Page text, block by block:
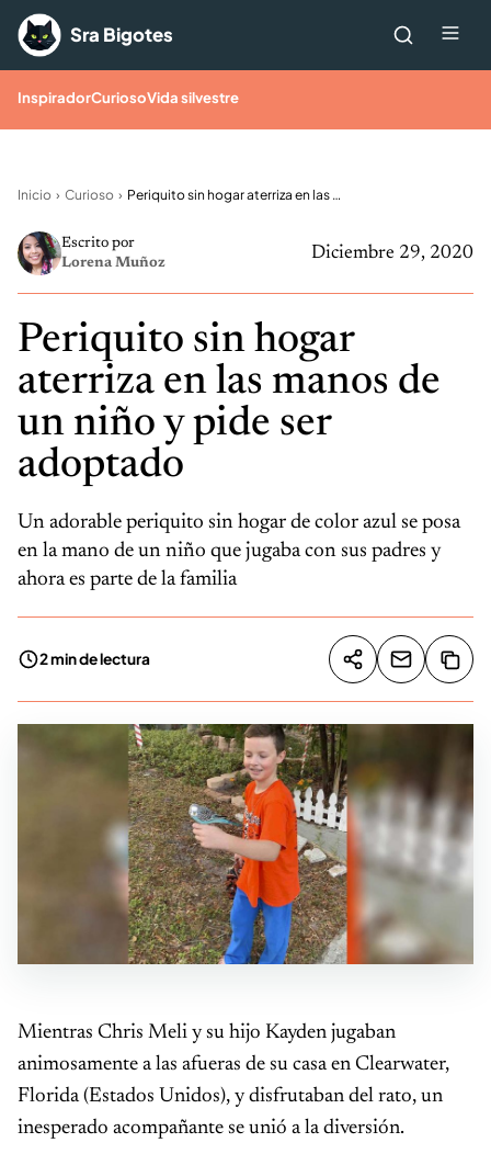
Saltar al contenido
Sra Bigotes
InspiradorCuriosoVida silvestre
Inicio Curioso Periquito sin hogar aterriza en las manos de un niño y pide ser adoptado
Diciembre 29, 2020
Escrito por
Lorena Muñoz
Periquito sin hogar
aterriza en las manos de
un niño y pide ser
adoptado
Un adorable periquito sin hogar de color azul se posa
en la mano de un niño que jugaba con sus padres y
ahora es parte de la familia
2 min de lectura Compartir
Mientras Chris Meli y su hijo Kayden jugaban
animosamente a las afueras de su casa en Clearwater,
Florida (Estados Unidos), y disfrutaban del rato, un
inesperado acompañante se unió a la diversión.